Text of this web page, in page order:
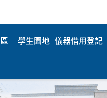
學生園地 儀器借用登記